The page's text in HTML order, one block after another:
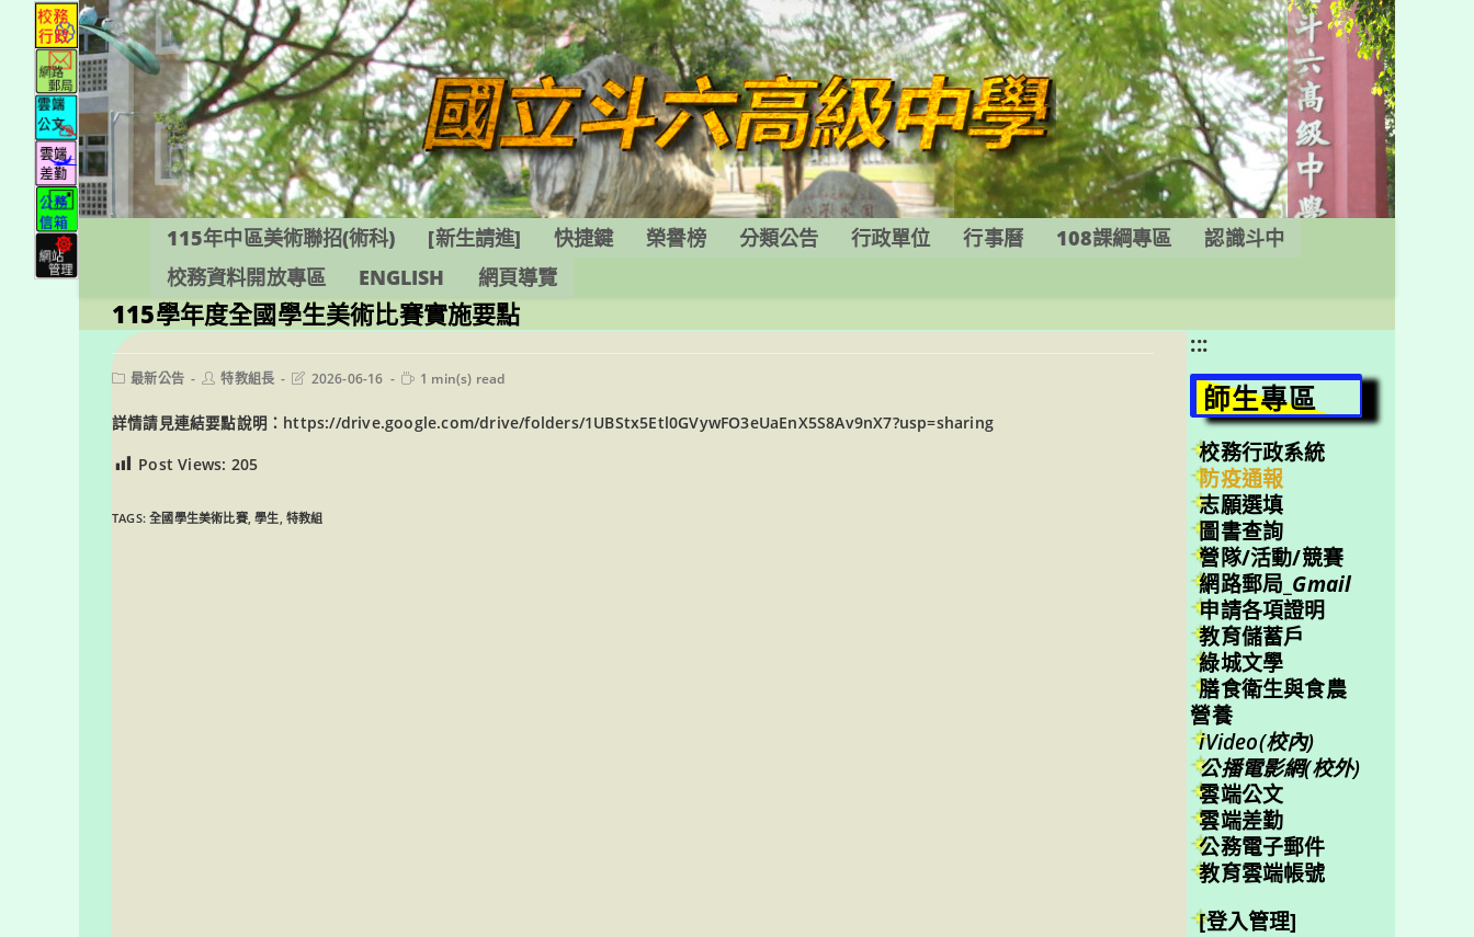
115年中區美術聯招(術科) [新生請進] 快捷鍵 榮譽榜 分類公告 行政單位 行事曆 108課綱專區
認識斗中
校務資料開放專區
ENGLISH 網頁導覽
115學年度全國學生美術比賽實施要點
Post最新公告
Post特教組長
Post2026-06-16
Reading
1 min(s) read
詳情請見連結要點說明： https://drive.google.com/drive/folders/1UBStx5Etl0GVywFO3eUaEnX5S8Av9nX7?usp=sharing
Post Views: 205
TAGS:全國學生美術比賽, 學生, 特教組
:::
師生專區
校務行政系統
防疫通報
志願選填
圖書查詢
營隊/活動/競賽
網路郵局_ Gmail
申請各項證明
教育儲蓄戶
綠城文學
膳食衛生與食農
營養
iVideo(校內)
公播電影網(校外)
雲端公文
雲端差勤
公務電子郵件
教育雲端帳號
[登入管理]